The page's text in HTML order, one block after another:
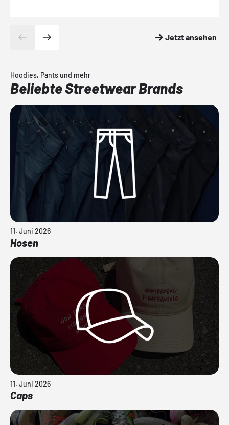
Jetzt ansehen
Hoodies, Pants und mehr
Beliebte Streetwear Brands
11. Juni 2026
Hosen
11. Juni 2026
Caps